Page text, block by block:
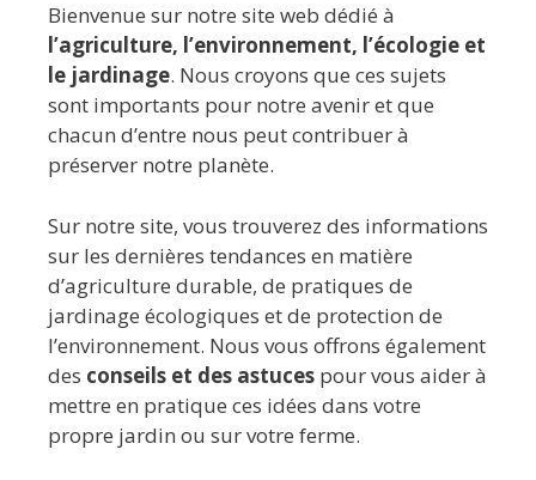
Bienvenue sur notre site web dédié à
l’agriculture, l’environnement, l’écologie et
le jardinage. Nous croyons que ces sujets
sont importants pour notre avenir et que
chacun d’entre nous peut contribuer à
préserver notre planète.
Sur notre site, vous trouverez des informations
sur les dernières tendances en matière
d’agriculture durable, de pratiques de
jardinage écologiques et de protection de
l’environnement. Nous vous offrons également
des conseils et des astuces pour vous aider à
mettre en pratique ces idées dans votre
propre jardin ou sur votre ferme.